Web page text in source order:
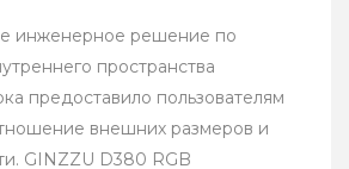
инженерное решение по
пространства
предоставило пользователям
внешних размеров и
GINZZU D380 RGB